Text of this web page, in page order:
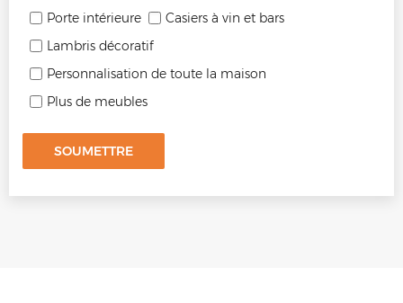
Porte intérieure
Casiers à vin et bars
Lambris décoratif
Personnalisation de toute la maison
Plus de meubles
SOUMETTRE